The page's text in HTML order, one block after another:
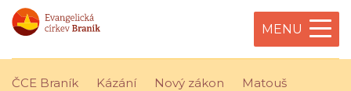
MENU
ČCE Braník Kázání Nový zákon
Matouš